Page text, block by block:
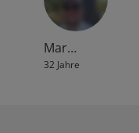
Mar…
32 Jahre